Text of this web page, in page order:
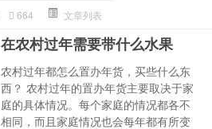
664 文章列表
在农村过年需要带什么水果
农村过年都怎么置办年货，买些什么东
西？ 农村过年的置办年货主要取决于家
庭的具体情况。每个家庭的情况都各不
相同，而且家庭情况也会每年都有所变